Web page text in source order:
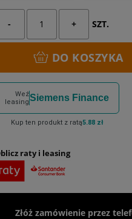
- + SZT.
DO KOSZYKA
Weź
leasingSiemens Finance
Kup ten produkt z ratą5.88 zł
raty i leasing
Złóż zamówienie przez